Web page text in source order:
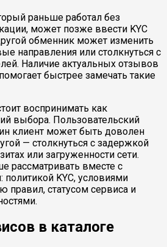
раньше работал без
может позже ввести KYC
обменник может изменить
направления или столкнуться с
Наличие актуальных отзывов
быстрее замечать такие
воспринимать как
выбора. Пользовательский
клиент может быть доволен
— столкнуться с задержкой
или загруженности сети.
рассматривать вместе с
KYC, условиями
правил, статусом сервиса и
в каталоге